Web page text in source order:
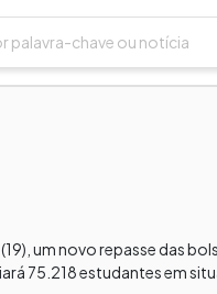
um novo repasse das
75.218 estudantes em